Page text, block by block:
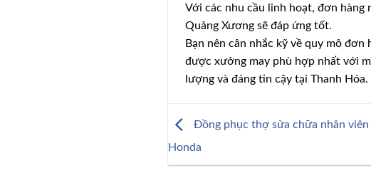
Với các nhu cầu linh hoạt, đơn hàng
Quảng Xương sẽ đáp ứng tốt.
Bạn nên cân nhắc kỹ về quy mô
được xưởng may phù hợp nhất với
lượng và đáng tin cậy tại Thanh Hóa.
Đồng phục thợ sửa chữa nhân
Honda